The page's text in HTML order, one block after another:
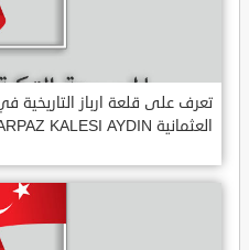
تعرف على قلعة ارباز التاريخية
العثمانية ARPAZ KALESI AYDIN